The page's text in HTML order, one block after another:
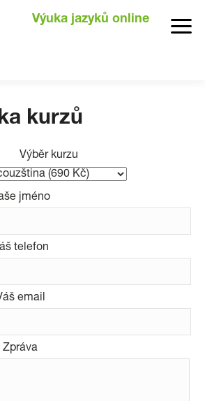
Výuka jazyků online
kurzů
Výběr kurzu
jméno
telefon
email
Zpráva